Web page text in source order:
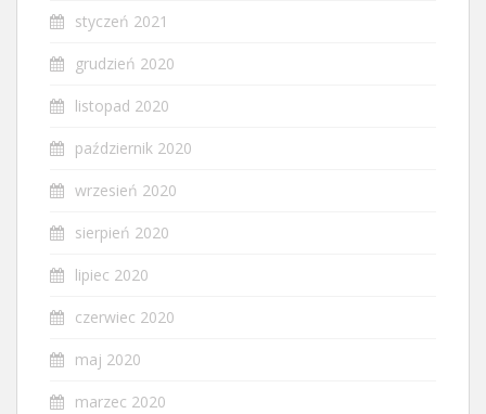
styczeń 2021
grudzień 2020
listopad 2020
październik 2020
wrzesień 2020
sierpień 2020
lipiec 2020
czerwiec 2020
maj 2020
marzec 2020